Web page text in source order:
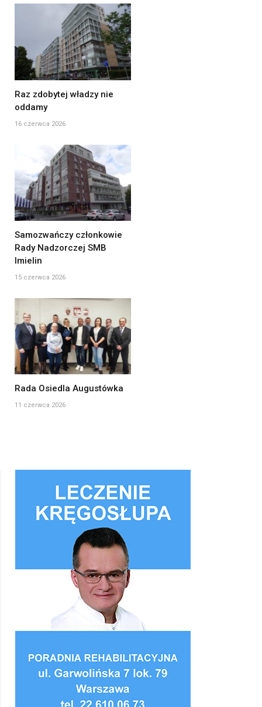
Raz zdobytej władzy nie
oddamy
16 czerwca 2026
Samozwańczy członkowie
Rady Nadzorczej SMB
Imielin
15 czerwca 2026
Rada Osiedla Augustówka
11 czerwca 2026